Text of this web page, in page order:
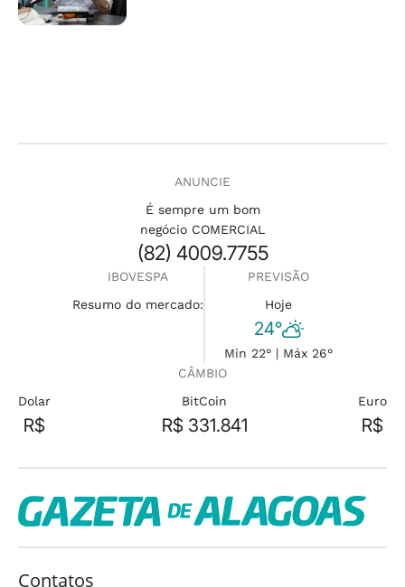
ANUNCIE
É sempre um bom
negócio COMERCIAL
(82) 4009.7755
IBOVESPA
Resumo do mercado:
PREVISÃO
Hoje
24°
Min 22° | Máx 26°
CÂMBIO
Dolar
R$
BitCoin
R$ 331.841
Euro
R$
Contatos